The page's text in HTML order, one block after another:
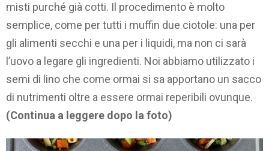
misti purché già cotti. Il procedimento è molto
semplice, come per tutti i muffin due ciotole: una per
gli alimenti secchi e una per i liquidi, ma non ci sarà
l’uovo a legare gli ingredienti. Noi abbiamo utilizzato i
semi di lino che come ormai si sa apportano un sacco
di nutrimenti oltre a essere ormai reperibili ovunque.
(Continua a leggere dopo la foto)